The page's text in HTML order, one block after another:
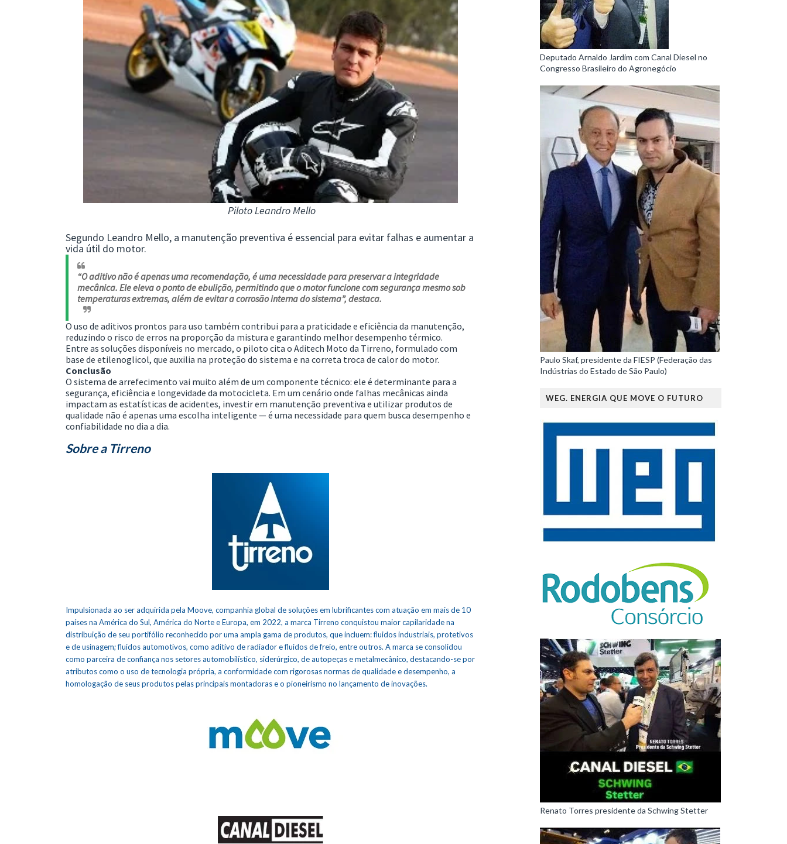
Piloto Leandro Mello
Segundo Leandro Mello, a manutenção preventiva é essencial para evitar falhas e aumentar a
vida útil do motor.
“O aditivo não é apenas uma recomendação, é uma necessidade para preservar a integridade
mecânica. Ele eleva o ponto de ebulição, permitindo que o motor funcione com segurança mesmo sob
temperaturas extremas, além de evitar a corrosão interna do sistema”, destaca.
O uso de aditivos prontos para uso também contribui para a praticidade e eficiência da manutenção,
reduzindo o risco de erros na proporção da mistura e garantindo melhor desempenho térmico.
Entre as soluções disponíveis no mercado, o piloto cita o Aditech Moto da Tirreno, formulado com
base de etilenoglicol, que auxilia na proteção do sistema e na correta troca de calor do motor.
Conclusão
O sistema de arrefecimento vai muito além de um componente técnico: ele é determinante para a
segurança, eficiência e longevidade da motocicleta. Em um cenário onde falhas mecânicas ainda
impactam as estatísticas de acidentes, investir em manutenção preventiva e utilizar produtos de
qualidade não é apenas uma escolha inteligente — é uma necessidade para quem busca desempenho e
confiabilidade no dia a dia.
Sobre a Tirreno
Impulsionada ao ser adquirida pela Moove, companhia global de soluções em lubrificantes com atuação em mais de 10
países na América do Sul, América do Norte e Europa, em 2022, a marca Tirreno conquistou maior capilaridade na
distribuição de seu portifólio reconhecido por uma ampla gama de produtos, que incluem: fluidos industriais, protetivos
e de usinagem; fluidos automotivos, como aditivo de radiador e fluidos de freio, entre outros. A marca se consolidou
como parceira de confiança nos setores automobilístico, siderúrgico, de autopeças e metalmecânico, destacando-se por
atributos como o uso de tecnologia própria, a conformidade com rigorosas normas de qualidade e desempenho, a
homologação de seus produtos pelas principais montadoras e o pioneirismo no lançamento de inovações.
Deputado Arnaldo Jardim com Canal Diesel no
Congresso Brasileiro do Agronegócio
Paulo Skaf, presidente da FIESP (Federação das
Indústrias do Estado de São Paulo)
WEG. ENERGIA QUE MOVE O FUTURO
Renato Torres presidente da Schwing Stetter